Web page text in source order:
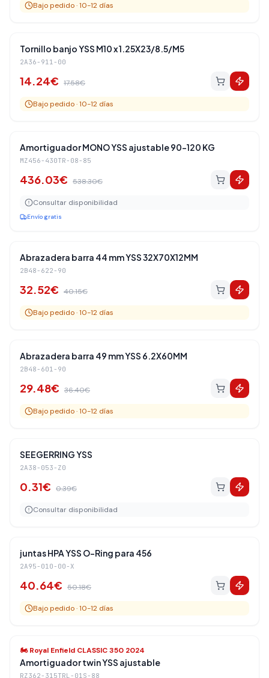
Bajo pedido · 10-12 días
-19 Amortiguadores Traseros
Tornillo banjo YSS M10 x 1.25X23/8.5/M5
2A36-911-00
14.24€ 17.58€
Bajo pedido · 10-12 días
-19 Amortiguadores Traseros
Amortiguador MONO YSS ajustable 90-120 KG
MZ456-430TR-08-85
436.03€ 538.30€
Consultar disponibilidad
Envío gratis
-19 Amortiguadores Traseros
Abrazadera barra 44 mm YSS 32X70X12MM
2B48-622-90
32.52€ 40.15€
Bajo pedido · 10-12 días
-19 Amortiguadores Traseros
Abrazadera barra 49 mm YSS 6.2X60MM
2B48-601-90
29.48€ 36.40€
Bajo pedido · 10-12 días
-21%
SEEGERRING YSS
2A38-053-Z0
0.31€ 0.39€
Consultar disponibilidad
- %
juntas HPA YSS O-Ring para 456
2A95-010-00-X
40.64€ 50.18€
Bajo pedido · 10-12 días
-19 %
🏍️Royal Enfield CLASSIC 350 2024
Amortiguador twin YSS ajustable
RZ362-315TRL-01S-88